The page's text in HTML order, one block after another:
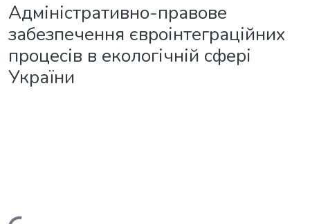
Адміністративно-правове
забезпечення євроінтеграційних
процесів в екологічній сфері
України